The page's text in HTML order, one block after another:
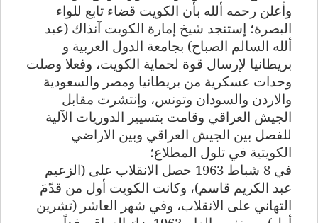
وأعلن رحمه ألله بأن الكويت قضاء تابع للواء
البصرة؛ إستنجد شيخ إمارة الكويت آنذاك (عبد
ألله السالم الصباح) بجامعة الدول العربية و
بريطانيا لإرسال قوة لحماية الكويت، وفعلا وصلت
وحدات عسكرية من بريطانيا ومصر والسعودية
والاردن والسودان وتونس، وإنتشرت مقابل
الجيش العراقي وقامت بتسيير الدوريات الآلية
للفصل بين الجيش العراقي وبين الاراضي
الكويتية في تلول المطلاع؛
في 8 شباط 1963 حصل الانقلاب على (الزعيم
عبد الكريم قاسم)، وكانت الكويت أول من قدّمَ
التهاني على الانقلاب، وفي شهر العاشر (تشرين